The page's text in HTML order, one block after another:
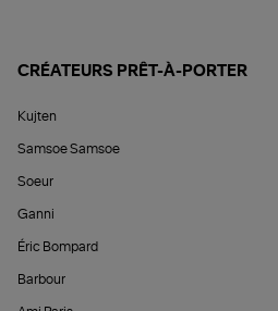
CRÉATEURS PRÊT-À-PORTER
Kujten
Samsoe Samsoe
Soeur
Ganni
Éric Bompard
Barbour